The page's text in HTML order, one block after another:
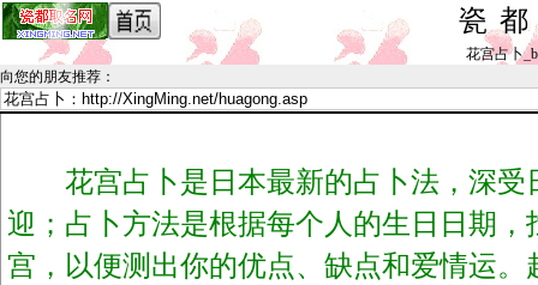
瓷
花宫占卜
向您的朋友推荐 ：
花宫占卜是日本最新的占卜法，深受
迎；占卜方法是根据每个人的生日日期，
宫，以便测出你的优点、缺点和爱情运。